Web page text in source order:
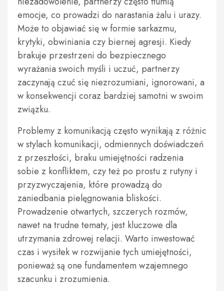
emocje, co prowadzi do narastania żalu i urazy.
Może to objawiać się w formie sarkazmu,
krytyki, obwiniania czy biernej agresji. Kiedy
brakuje przestrzeni do bezpiecznego
wyrażania swoich myśli i uczuć, partnerzy
zaczynają czuć się niezrozumiani, ignorowani, a
w konsekwencji coraz bardziej samotni w swoim
związku.
Problemy z komunikacją często wynikają z różnic
w stylach komunikacji, odmiennych doświadczeń
z przeszłości, braku umiejętności radzenia
sobie z konfliktem, czy też po prostu z rutyny i
przyzwyczajenia, które prowadzą do
zaniedbania pielęgnowania bliskości.
Prowadzenie otwartych, szczerych rozmów,
nawet na trudne tematy, jest kluczowe dla
utrzymania zdrowej relacji. Warto inwestować
czas i wysiłek w rozwijanie tych umiejętności,
ponieważ są one fundamentem wzajemnego
szacunku i zrozumienia.